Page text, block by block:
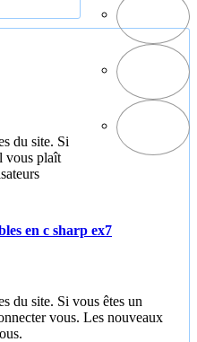
du site. Si
vous plaît
en c sharp ex7
du site. Si vous êtes un
vous. Les nouveaux